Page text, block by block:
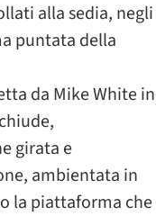
alla sedia, negli
puntata della
da Mike White in
girata e
ambientata in
la piattaforma che